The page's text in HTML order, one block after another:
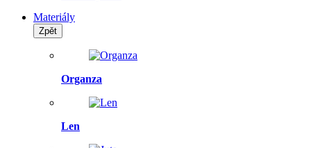
Materiály
Zpět
Organza
Len